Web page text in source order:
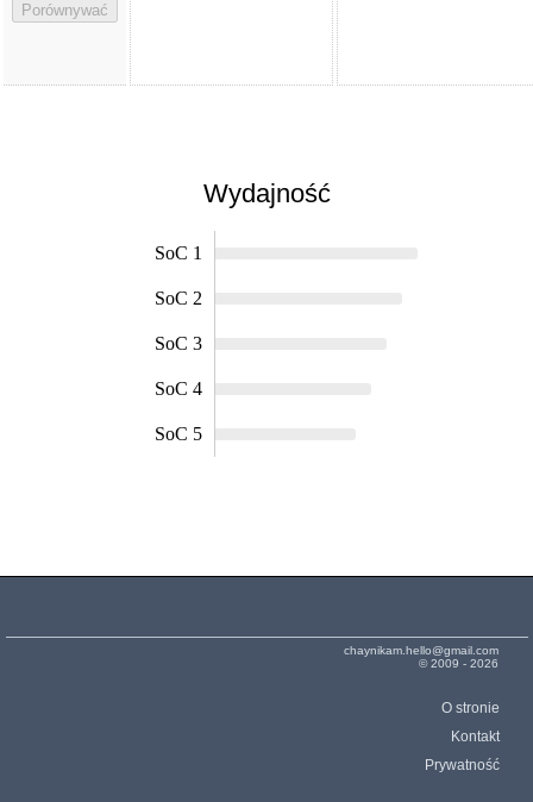
Porównywać
Wydajność
SoC 1
SoC 2
SoC 3
SoC 4
SoC 5
chaynikam.hello@gmail.com
© 2009 - 2026
O stronie
Kontakt
Prywatność